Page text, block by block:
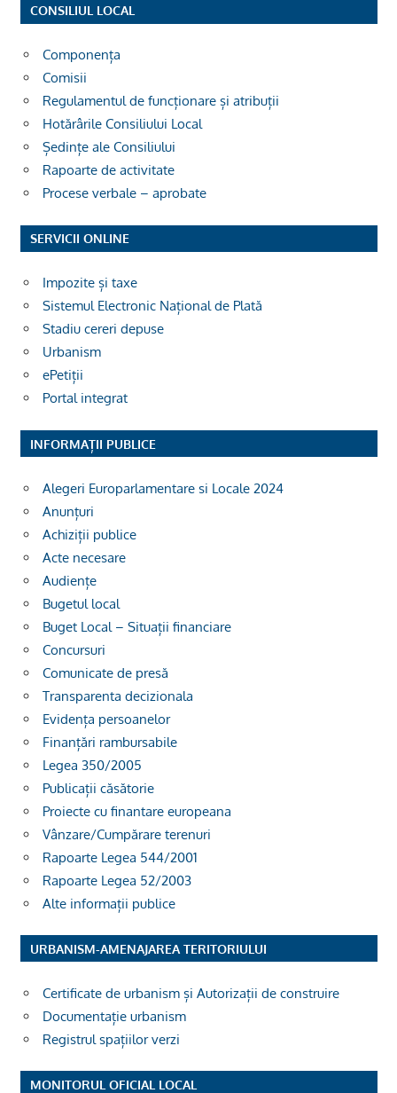
CONSILIUL LOCAL
Componența
Comisii
Regulamentul de funcționare și atribuții
Hotărârile Consiliului Local
Ședințe ale Consiliului
Rapoarte de activitate
Procese verbale – aprobate
SERVICII ONLINE
Impozite și taxe
Sistemul Electronic Național de Plată
Stadiu cereri depuse
Urbanism
ePetiții
Portal integrat
INFORMAȚII PUBLICE
Alegeri Europarlamentare si Locale 2024
Anunțuri
Achiziții publice
Acte necesare
Audiențe
Bugetul local
Buget Local – Situații financiare
Concursuri
Comunicate de presă
Transparenta decizionala
Evidența persoanelor
Finanțări rambursabile
Legea 350/2005
Publicații căsătorie
Proiecte cu finantare europeana
Vânzare/Cumpărare terenuri
Rapoarte Legea 544/2001
Rapoarte Legea 52/2003
Alte informații publice
URBANISM-AMENAJAREA TERITORIULUI
Certificate de urbanism și Autorizații de construire
Documentație urbanism
Registrul spațiilor verzi
MONITORUL OFICIAL LOCAL